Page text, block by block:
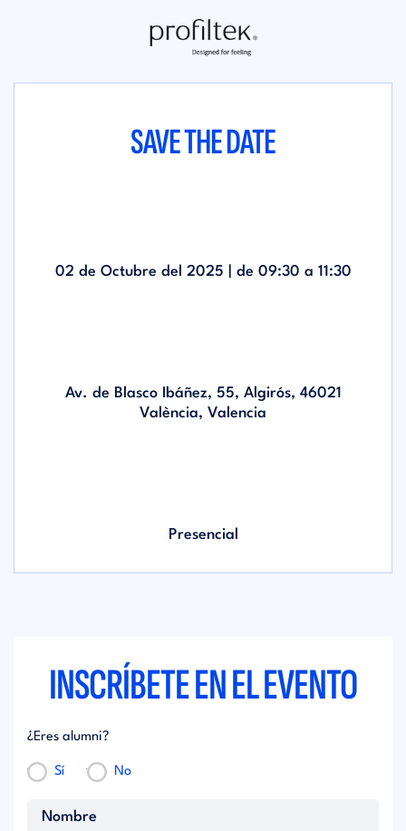
SAVE THE DATE
02 de Octubre del 2025 | de 09:30 a 11:30
Av. de Blasco Ibáñez, 55, Algirós, 46021
València, Valencia
Presencial
INSCRÍBETE EN EL EVENTO
¿Eres alumni?
Sí No